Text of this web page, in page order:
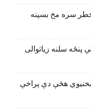
سره مخ بسپنه
پنځه سلنه زیاتوالی
مخنیوي هڅې دې پراخې